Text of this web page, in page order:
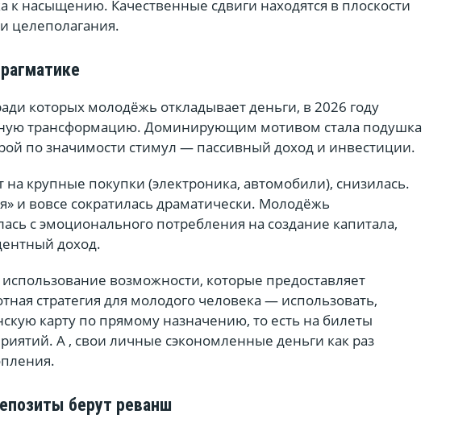
к насыщению. Качественные сдвиги находятся в плоскости
целеполагания.
которых молодёжь откладывает деньги, в 2026 году
трансформацию. Доминирующим мотивом стала подушка
по значимости стимул — пассивный доход и инвестиции.
на крупные покупки (электроника, автомобили), снизилась.
и вовсе сократилась драматически. Молодёжь
с эмоционального потребления на создание капитала,
доход.
возможности, которые предоставляет
стратегия для молодого человека — использовать,
карту по прямому назначению, то есть на билеты
А , свои личные сэкономленные деньги как раз
берут реванш